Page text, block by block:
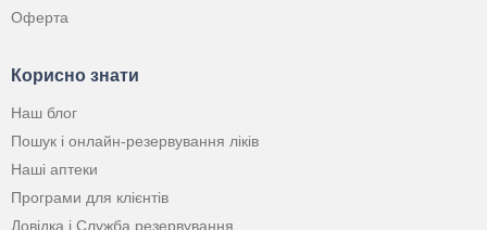
Оферта
Корисно знати
Наш блог
Пошук і онлайн-резервування ліків
Наші аптеки
Програми для клієнтів
Довідка і Служба резервування